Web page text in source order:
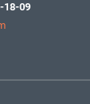
18-09